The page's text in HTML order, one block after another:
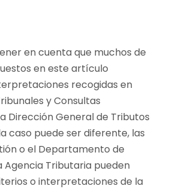
en cuenta que muchos de
en este artículo
recogidas en
y Consultas
Dirección General de Tributos
caso puede ser diferente, las
o el Departamento de
Agencia Tributaria pueden
o interpretaciones de la